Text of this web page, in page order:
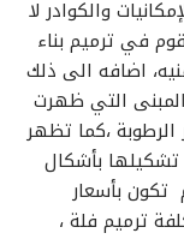
والكوادر لا
في ترميم بناء
اضافه الى ذلك
التي ظهرت
الرطوبة ،كما تظهر
بأشكال
تكون بأسعار
ترميم فلة ،